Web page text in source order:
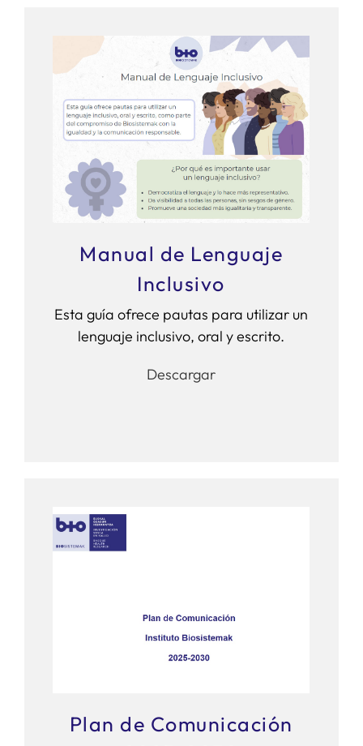
Manual de Lenguaje
Inclusivo
Esta guía ofrece pautas para utilizar un
lenguaje inclusivo, oral y escrito.
Descargar
Plan de Comunicación